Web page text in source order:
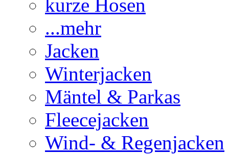
kurze Hosen
...mehr
Jacken
Winterjacken
Mäntel & Parkas
Fleecejacken
Wind- & Regenjacken